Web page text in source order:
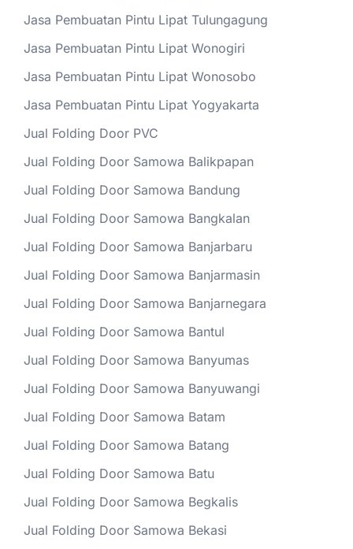
Jasa Pembuatan Pintu Lipat Tulungagung
Jasa Pembuatan Pintu Lipat Wonogiri
Jasa Pembuatan Pintu Lipat Wonosobo
Jasa Pembuatan Pintu Lipat Yogyakarta
Jual Folding Door PVC
Jual Folding Door Samowa Balikpapan
Jual Folding Door Samowa Bandung
Jual Folding Door Samowa Bangkalan
Jual Folding Door Samowa Banjarbaru
Jual Folding Door Samowa Banjarmasin
Jual Folding Door Samowa Banjarnegara
Jual Folding Door Samowa Bantul
Jual Folding Door Samowa Banyumas
Jual Folding Door Samowa Banyuwangi
Jual Folding Door Samowa Batam
Jual Folding Door Samowa Batang
Jual Folding Door Samowa Batu
Jual Folding Door Samowa Begkalis
Jual Folding Door Samowa Bekasi